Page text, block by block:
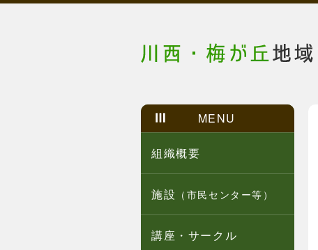
MENU
組織概要
施設 （市民センター等）
講座・サークル